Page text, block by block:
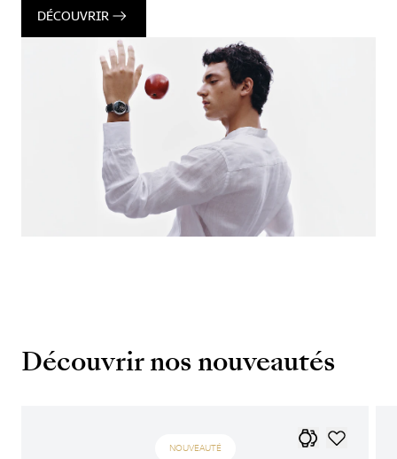
DÉCOUVRIR
Découvrir nos nouveautés
NOUVEAUTÉ